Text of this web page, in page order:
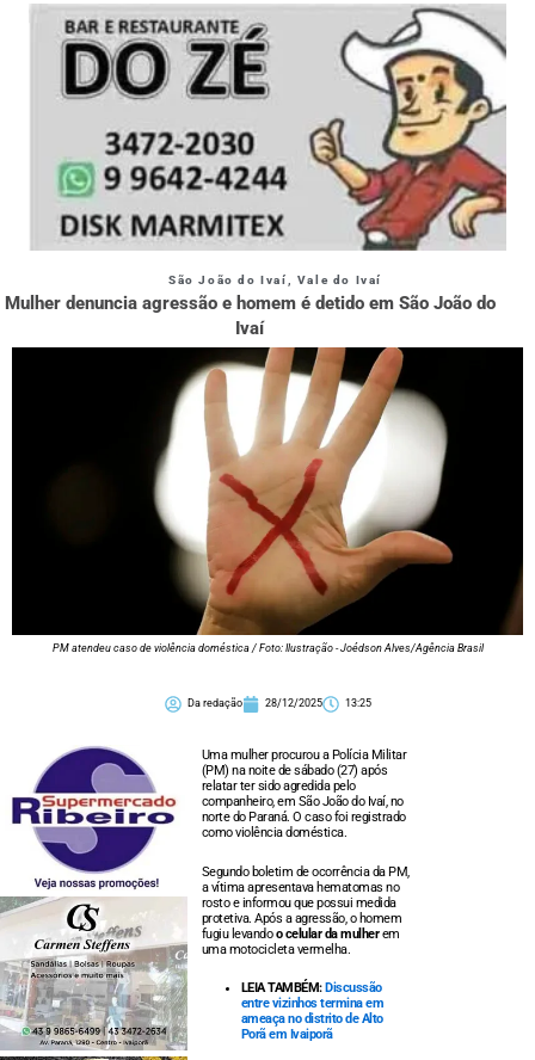
São João do Ivaí Vale do Ivaí
Mulher denuncia agressão e homem é detido em São João do
Ivaí
PM atendeu caso de violência doméstica / Foto: Ilustração - Joédson Alves/Agência Brasil
Da redação 28/12/2025 13:25
Uma mulher procurou a Polícia Militar
(PM) na noite de sábado (27) após
relatar ter sido agredida pelo
companheiro, em São João do Ivaí, no
norte do Paraná. O caso foi registrado
como violência doméstica.
Segundo boletim de ocorrência da PM,
a vítima apresentava hematomas no
rosto e informou que possui medida
protetiva. Após a agressão, o homem
fugiu levandoo celular da mulherem
uma motocicleta vermelha.
LEIA TAMBÉM:Discussão
entre vizinhos termina em
ameaça no distrito de Alto
Porã em Ivaiporã